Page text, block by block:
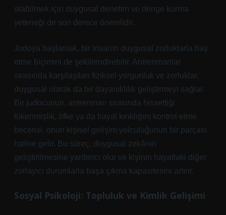
olabilmek için duygusal denetim ve denge kurma
yeteneği de son derece önemlidir.
Judoya başlamak, bir insanın duygusal zorluklarla baş
etme biçimini de şekillendirebilir. Antrenmanlar
sırasında karşılaşılan fiziksel yorgunluk ve zorluklar,
duygusal olarak da bir dayanıklılık geliştirmeyi sağlar.
Bir judocunun, antrenman sırasında hissettiği
tükenmişlik, öfke ya da hayal kırıklığını kontrol etme
becerisi, onun kişisel gelişim yolculuğunun bir parçası
haline gelir. Bu süreç, duygusal zekânın
geliştirilmesine yardımcı olur ve kişinin hayattaki diğer
zorlayıcı durumlarla başa çıkma kapasitesini artırır.
Sosyal Psikoloji: Topluluk ve Kimlik Gelişimi